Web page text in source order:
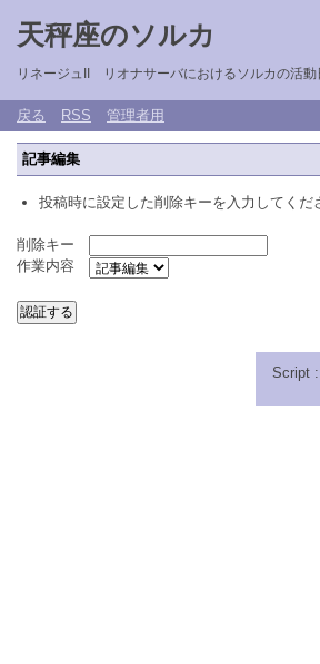
天秤座のソルカ
リネージュII リオナサーバにおけるソルカの活動
戻る RSS 管理者用
記事編集
投稿時に設定した削除キーを入力してくだ
削除キー
作業内容
Script :